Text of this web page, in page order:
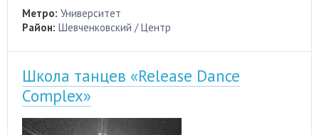
Метро: Университет
Район: Шевченковский / Центр
Школа танцев «Release Dance
Complex»